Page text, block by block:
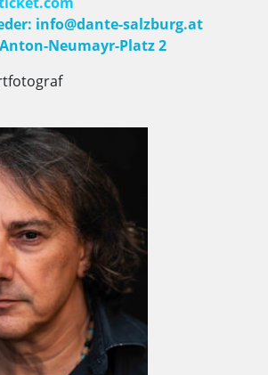
info@dante-salzburg.at
Anton-Neumayr-Platz 2